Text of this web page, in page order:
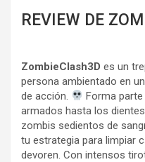
REVIEW DE
ZombieClash3D es un
persona ambientado en
de acción.
Forma
armados hasta los
zombis sedientos de
tu estrategia para limpiar
devoren. Con intensos